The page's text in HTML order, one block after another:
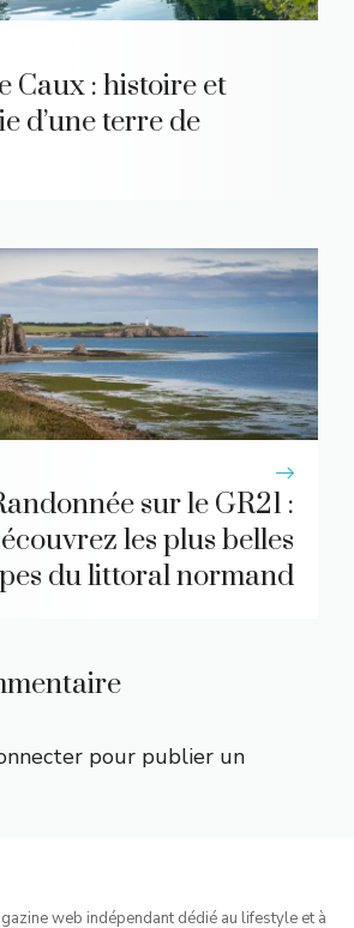
Caux : histoire et
d’une terre de
sur le GR21 :
les plus belles
du littoral normand
pour publier un
web indépendant dédié au lifestyle et à